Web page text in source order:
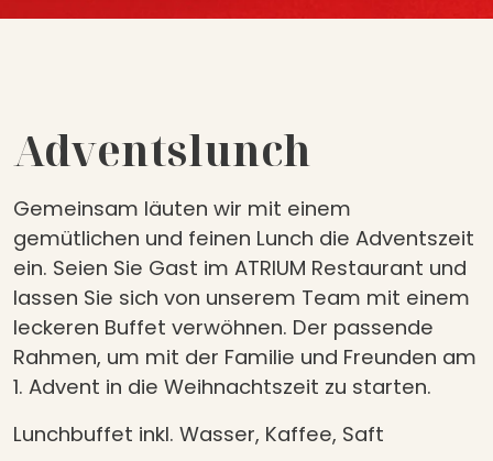
Adventslunch
Gemeinsam läuten wir mit einem
gemütlichen und feinen Lunch die Adventszeit
ein. Seien Sie Gast im ATRIUM Restaurant und
lassen Sie sich von unserem Team mit einem
leckeren Buffet verwöhnen. Der passende
Rahmen, um mit der Familie und Freunden am
1. Advent in die Weihnachtszeit zu starten.
Lunchbuffet inkl. Wasser, Kaffee, Saft